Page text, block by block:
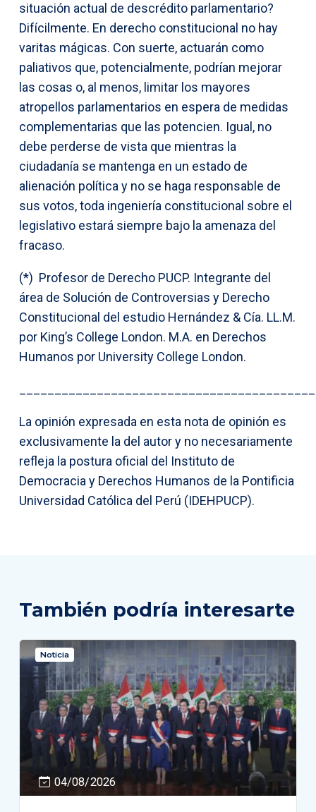
situación actual de descrédito parlamentario?
Difícilmente. En derecho constitucional no hay
varitas mágicas. Con suerte, actuarán como
paliativos que, potencialmente, podrían mejorar
las cosas o, al menos, limitar los mayores
atropellos parlamentarios en espera de medidas
complementarias que las potencien. Igual, no
debe perderse de vista que mientras la
ciudadanía se mantenga en un estado de
alienación política y no se haga responsable de
sus votos, toda ingeniería constitucional sobre el
legislativo estará siempre bajo la amenaza del
fracaso.
(*) Profesor de Derecho PUCP. Integrante del
área de Solución de Controversias y Derecho
Constitucional del estudio Hernández & Cía. LL.M.
por King’s College London. M.A. en Derechos
Humanos por University College London.
La opinión expresada en esta nota de opinión es
exclusivamente la del autor y no necesariamente
refleja la postura oficial del Instituto de
Democracia y Derechos Humanos de la Pontificia
Universidad Católica del Perú (IDEHPUCP).
También podría interesarte
Noticia
04/08/2026